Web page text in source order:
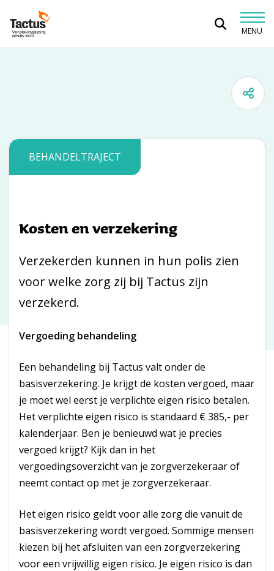
Spring naar content
MENU
BEHANDELTRAJECT
Kosten en verzekering
Verzekerden kunnen in hun polis zien
voor welke zorg zij bij Tactus zijn
verzekerd.
Vergoeding behandeling
Een behandeling bij Tactus valt onder de
basisverzekering. Je krijgt de kosten vergoed, maar
je moet wel eerst je verplichte eigen risico betalen.
Het verplichte eigen risico is standaard € 385,- per
kalenderjaar. Ben je benieuwd wat je precies
vergoed krijgt? Kijk dan in het
vergoedingsoverzicht van je zorgverzekeraar of
neemt contact op met je zorgverzekeraar.
Het eigen risico geldt voor alle zorg die vanuit de
basisverzekering wordt vergoed. Sommige mensen
kiezen bij het afsluiten van een zorgverzekering
voor een vrijwillig eigen risico. Je eigen risico is dan